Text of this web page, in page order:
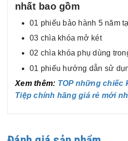
nhất bao gồm
01 phiếu bảo hành 5 năm
03 chìa khóa mở két
02 chìa khóa phụ dùng
01 phiếu hướng dẫn sử
Xem thêm: TOP những chiếc
Tiệp chính hãng giá rẻ mới